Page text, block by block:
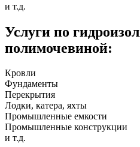
и т.д.
Услуги по
полимочевиной:
Кровли
Фундаменты
Перекрытия
Лодки, катера, яхты
Промышленные емкости
Промышленные конструкции
и т.д.